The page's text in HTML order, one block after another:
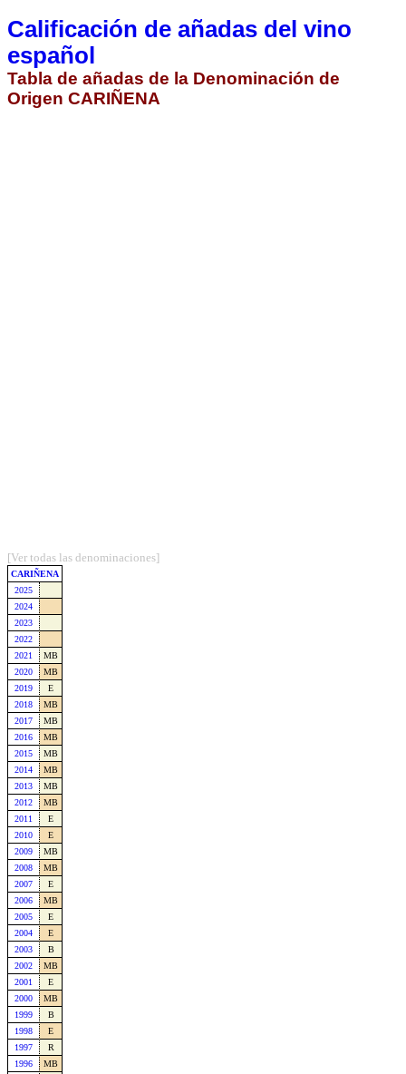
Calificación de añadas del vino
español
Tabla de añadas de la Denominación de
Origen CARIÑENA
[Ver todas las denominaciones]
CARIÑENA
2025
2024
2023
2022
2021
MB
2020
MB
2019
E
2018
MB
2017
MB
2016
MB
2015
MB
2014
MB
2013
MB
2012
MB
2011
E
2010
E
2009
MB
2008
MB
2007
E
2006
MB
2005
E
2004
E
2003
B
2002
MB
2001
E
2000
MB
1999
B
1998
E
1997
R
1996
MB